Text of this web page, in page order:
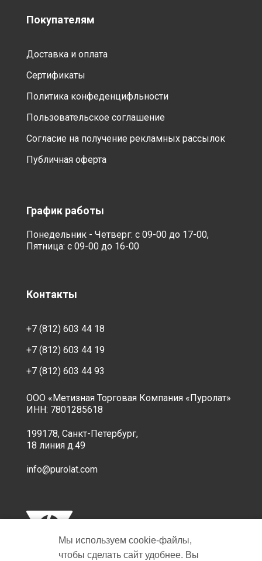
Покупателям
Доставка и оплата
Сертификаты
Политика конфеденцифльности
Пользовательское соглашение
Согласие на получение рекламных рассылок
Публичная оферта
График работы
Понедельник - Четверг: с 09-00 до 17-00,
Пятница: с 09-00 до 16-00
Контакты
+7 (812) 603 44 18
+7 (812) 603 44 19
+7 (812) 603 44 93
ООО «Метизная Торговая Компания «Пуролат»
ИНН: 7801285618
199178, Санкт-Петербург,
18 линия д.49
info@purolat.com
Мы используем cookie‑файлы,
чтобы сделать сайт удобнее. Вы